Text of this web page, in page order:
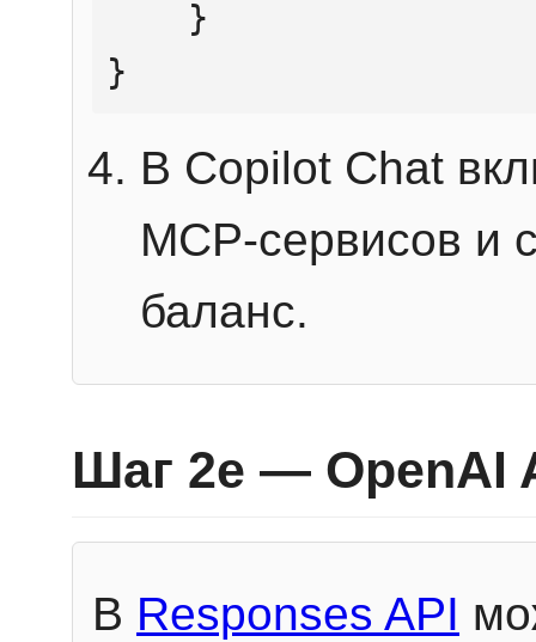
}
В Copilot Chat
MCP-сервисов и
баланс.
Шаг 2e — OpenAI
В Responses API